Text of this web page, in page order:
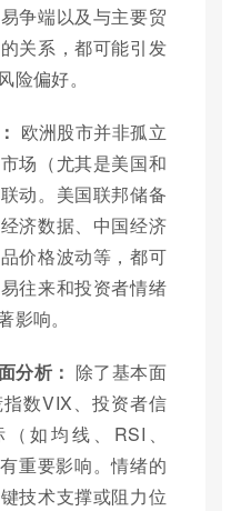
争端以及与主要贸
关系，都可能引发
险偏好。
欧洲股市并非孤立
场（尤其是美国和
动。美国联邦储备
济数据、中国经济
价格波动等，都可
往来和投资者情绪
响。
分析： 除了基本面
数VIX、投资者信
如均线、RSI、
重要影响。情绪的
技术支撑或阻力位